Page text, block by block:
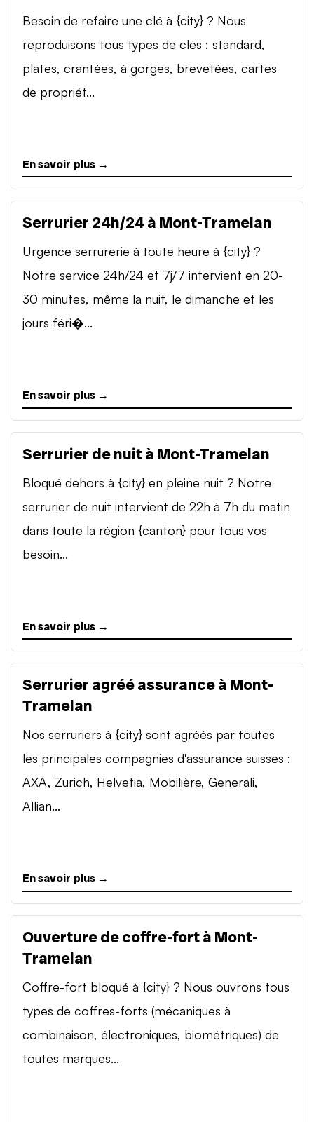
Besoin de refaire une clé à {city} ? Nous
reproduisons tous types de clés : standard,
plates, crantées, à gorges, brevetées, cartes
de propriét...
En savoir plus →
Serrurier 24h/24 à Mont-Tramelan
Urgence serrurerie à toute heure à {city} ?
Notre service 24h/24 et 7j/7 intervient en 20-
30 minutes, même la nuit, le dimanche et les
jours féri�...
En savoir plus →
Serrurier de nuit à Mont-Tramelan
Bloqué dehors à {city} en pleine nuit ? Notre
serrurier de nuit intervient de 22h à 7h du matin
dans toute la région {canton} pour tous vos
besoin...
En savoir plus →
Serrurier agréé assurance à Mont-
Tramelan
Nos serruriers à {city} sont agréés par toutes
les principales compagnies d'assurance suisses :
AXA, Zurich, Helvetia, Mobilière, Generali,
Allian...
En savoir plus →
Ouverture de coffre-fort à Mont-
Tramelan
Coffre-fort bloqué à {city} ? Nous ouvrons tous
types de coffres-forts (mécaniques à
combinaison, électroniques, biométriques) de
toutes marques...